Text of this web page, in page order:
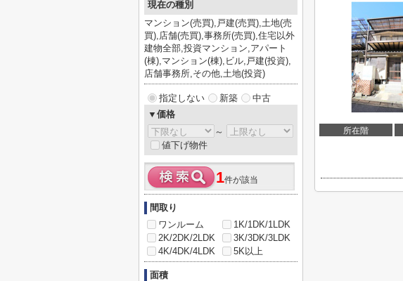
所在階
現在の種別
マンション(売買),戸建(売買),土地(売
買),店舗(売買),事務所(売買),住宅以外
建物全部,投資マンション,アパート
(棟),マンション(棟),ビル,戸建(投資),
店舗事務所,その他,土地(投資)
指定しない 新築
中古
▼価格
～
値下げ物件
1件が該当
間取り
ワンルーム
1K/1DK/1LDK
2K/2DK/2LDK
3K/3DK/3LDK
4K/4DK/4LDK
5K以上
面積